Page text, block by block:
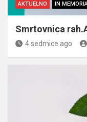
AKTUELNO IN
Smrtovnica
4 sedmice ago